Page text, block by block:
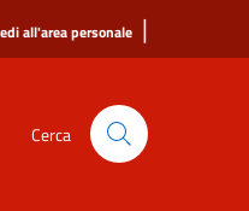
all'area personale |
Cerca